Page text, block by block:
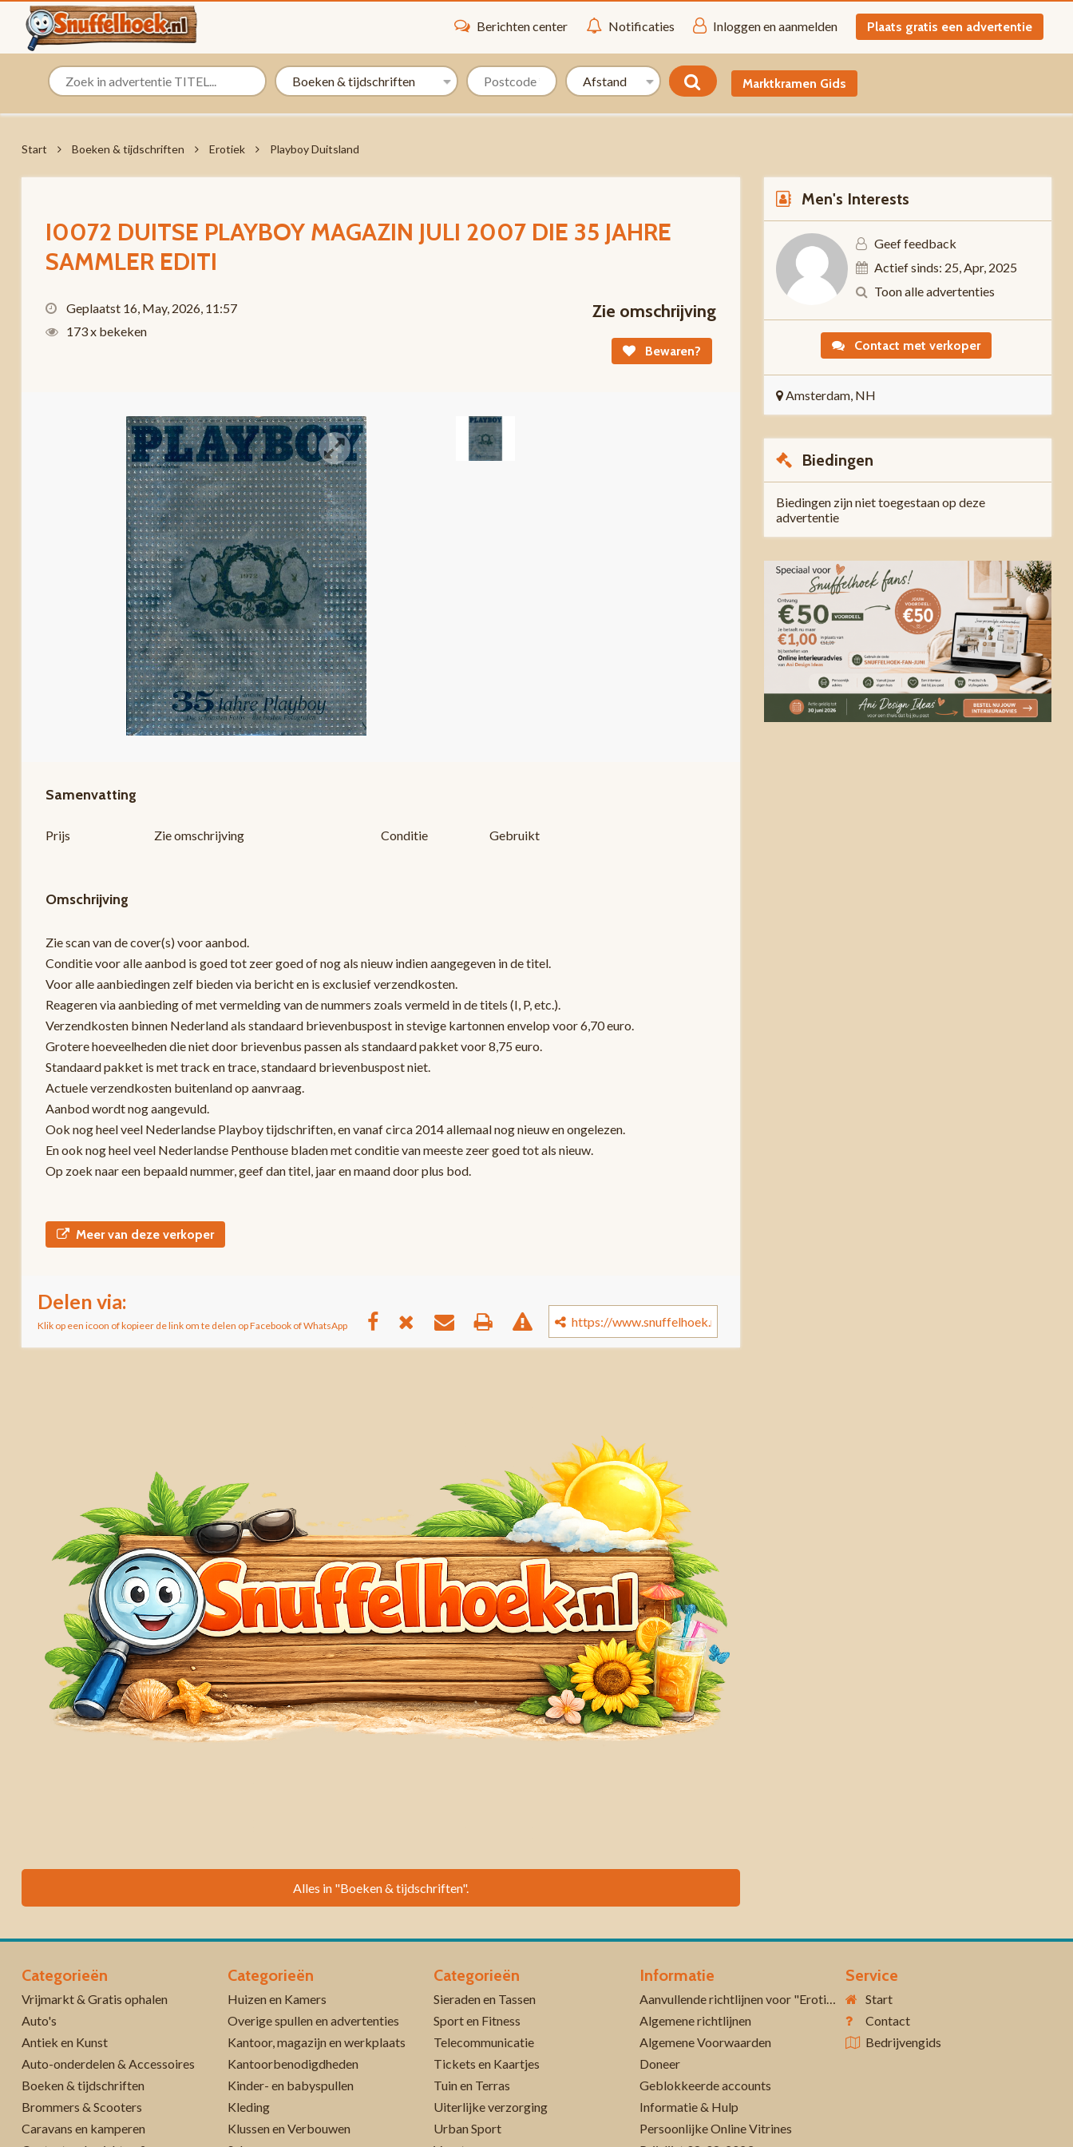
Berichten center Notificaties Inloggen en aanmelden Plaats gratis een advertentie
Marktkramen Gids
Start Boeken & tijdschriften Erotiek Playboy Duitsland
I0072 DUITSE PLAYBOY MAGAZIN JULI 2007 DIE 35 JAHRE
SAMMLER EDITI
Geplaatst 16, May, 2026, 11:57
173 x bekeken
Zie omschrijving
Bewaren?
Samenvatting
Prijs Zie omschrijving Conditie Gebruikt
Omschrijving
Zie scan van de cover(s) voor aanbod.
Conditie voor alle aanbod is goed tot zeer goed of nog als nieuw indien aangegeven in de titel.
Voor alle aanbiedingen zelf bieden via bericht en is exclusief verzendkosten.
Reageren via aanbieding of met vermelding van de nummers zoals vermeld in de titels (I, P, etc.).
Verzendkosten binnen Nederland als standaard brievenbuspost in stevige kartonnen envelop voor 6,70 euro.
Grotere hoeveelheden die niet door brievenbus passen als standaard pakket voor 8,75 euro.
Standaard pakket is met track en trace, standaard brievenbuspost niet.
Actuele verzendkosten buitenland op aanvraag.
Aanbod wordt nog aangevuld.
Ook nog heel veel Nederlandse Playboy tijdschriften, en vanaf circa 2014 allemaal nog nieuw en ongelezen.
En ook nog heel veel Nederlandse Penthouse bladen met conditie van meeste zeer goed tot als nieuw.
Op zoek naar een bepaald nummer, geef dan titel, jaar en maand door plus bod.
Meer van deze verkoper
Delen via:
Klik op een icoon of kopieer de link om te delen op Facebook of WhatsApp
Men's Interests
Geef feedback
Actief sinds: 25, Apr, 2025
Toon alle advertenties
Contact met verkoper
Amsterdam, NH
Biedingen
Biedingen zijn niet toegestaan op deze
advertentie
Alles in "Boeken & tijdschriften".
Categorieën
Vrijmarkt & Gratis ophalen
Auto's
Antiek en Kunst
Auto-onderdelen & Accessoires
Boeken & tijdschriften
Brommers & Scooters
Caravans en kamperen
Categorieën
Huizen en Kamers
Overige spullen en advertenties
Kantoor, magazijn en werkplaats
Kantoorbenodigdheden
Kinder- en babyspullen
Kleding
Klussen en Verbouwen
Categorieën
Sieraden en Tassen
Sport en Fitness
Telecommunicatie
Tickets en Kaartjes
Tuin en Terras
Uiterlijke verzorging
Urban Sport
Informatie
Aanvullende richtlijnen voor "Erotiek 18+"
Algemene richtlijnen
Algemene Voorwaarden
Doneer
Geblokkeerde accounts
Informatie & Hulp
Persoonlijke Online Vitrines
Service
Start
Contact
Bedrijvengids